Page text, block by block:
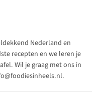
Nederland en
recepten en we leren je
Wil je graag met ons in